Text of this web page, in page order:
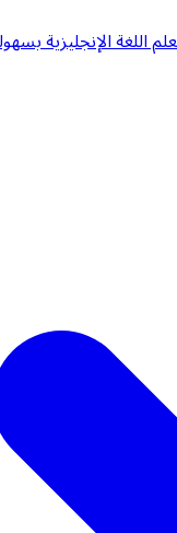
اللغة الإنجليزية